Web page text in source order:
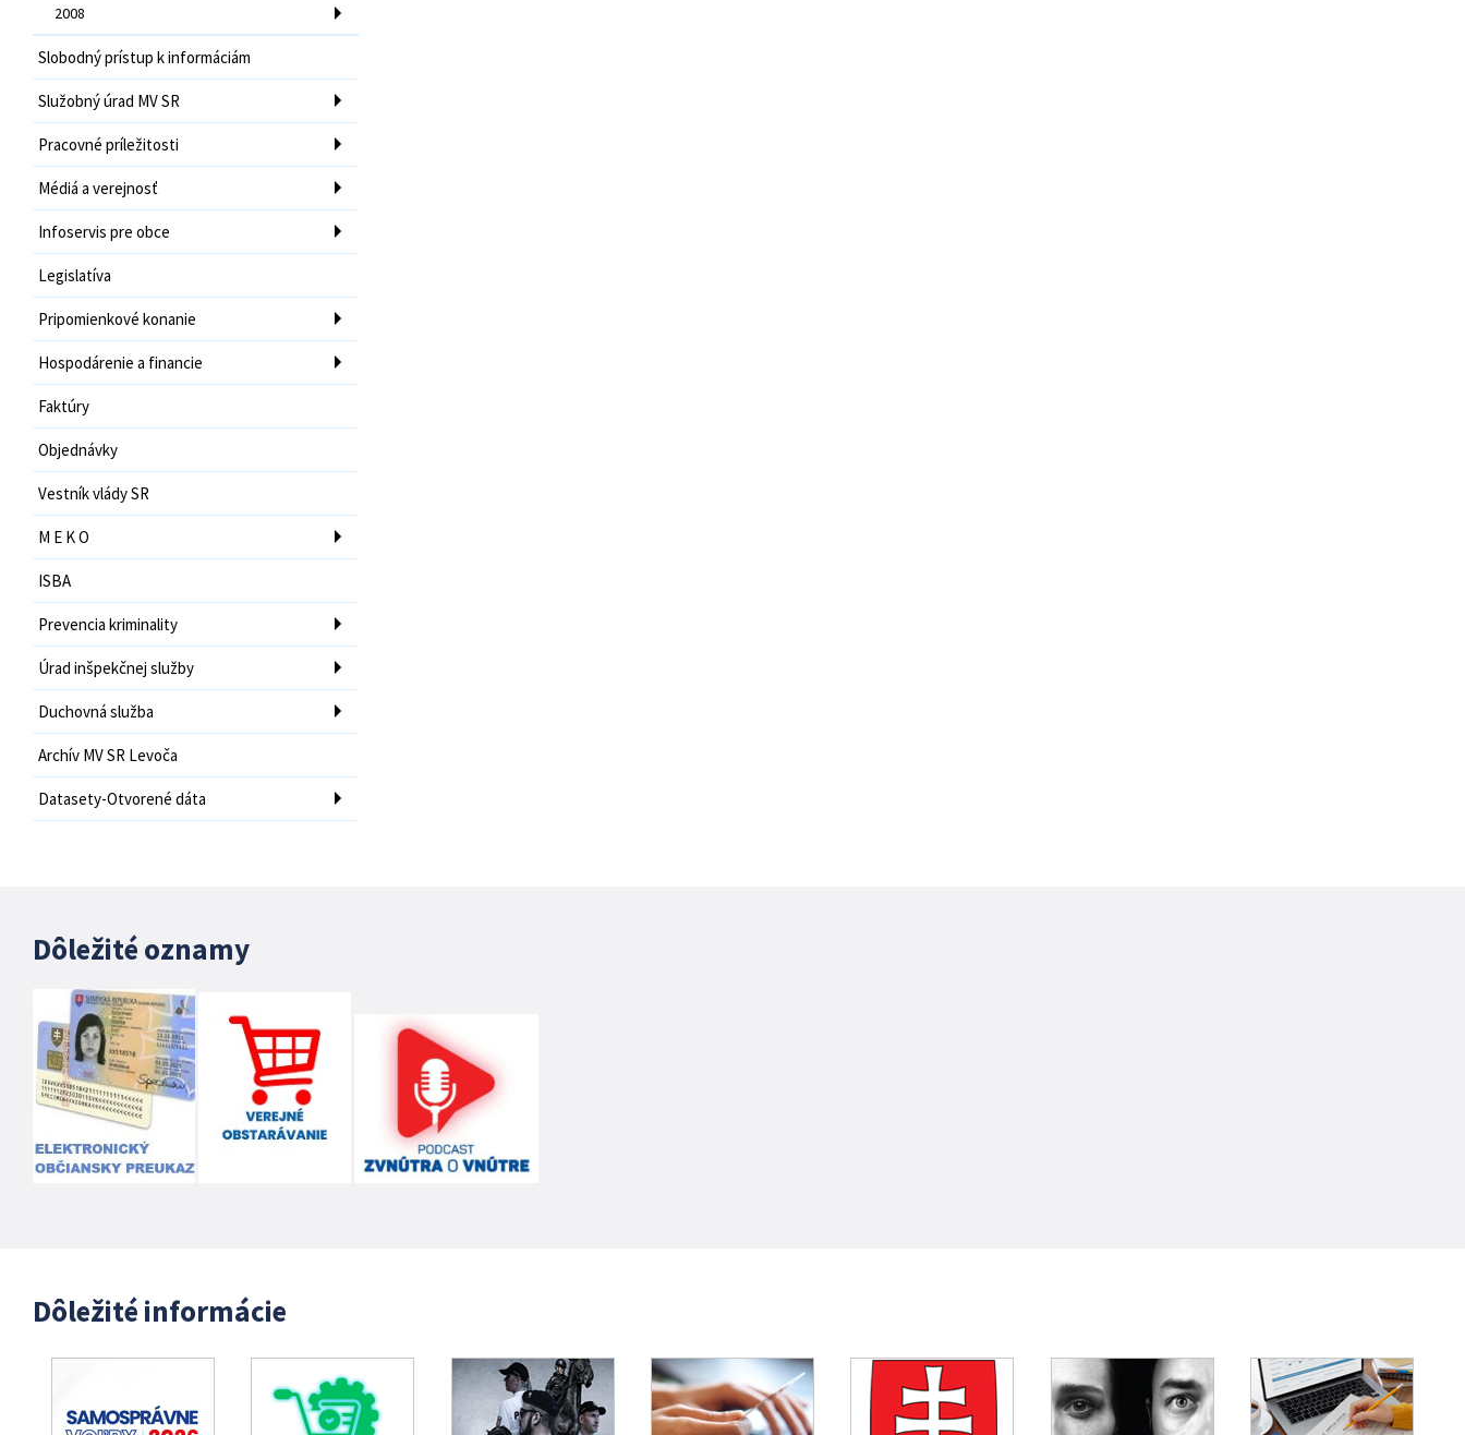
2008
Slobodný prístup k informáciám
Služobný úrad MV SR
Pracovné príležitosti
Médiá a verejnosť
Infoservis pre obce
Legislatíva
Pripomienkové konanie
Hospodárenie a financie
Faktúry
Objednávky
Vestník vlády SR
M E K O
ISBA
Prevencia kriminality
Úrad inšpekčnej služby
Duchovná služba
Archív MV SR Levoča
Datasety-Otvorené dáta
Dôležité oznamy
Dôležité informácie